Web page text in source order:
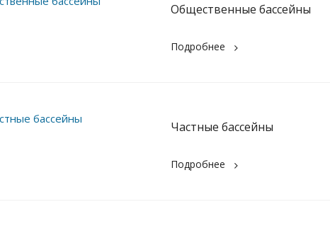
Общественные бассейны
Подробнее
Частные бассейны
Подробнее